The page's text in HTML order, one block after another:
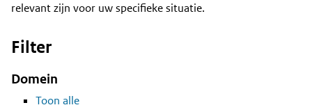
relevant zijn voor uw specifieke situatie.
Filter
Domein
Toon alle